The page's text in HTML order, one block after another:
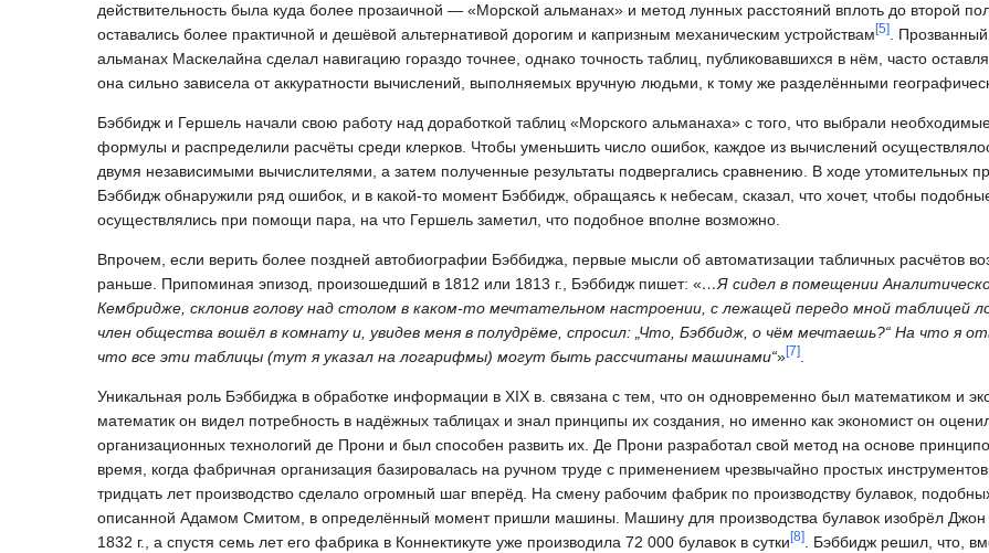
действительность была куда более прозаичной — «Морской альманах» и метод лунных расстояний вплоть до второй
оставались более практичной и дешёвой альтернативой дорогим и капризным механическим устройствам [5] .
альманах Маскелайна сделал навигацию гораздо точнее, однако точность таблиц, публиковавшихся в нём, часто
она сильно зависела от аккуратности вычислений, выполняемых вручную людьми, к тому же разделёнными
Бэббидж и Гершель начали свою работу над доработкой таблиц «Морского альманаха» с того, что выбрали
формулы и распределили расчёты среди клерков. Чтобы уменьшить число ошибок, каждое из вычислений
двумя независимыми вычислителями, а затем полученные результаты подвергались сравнению. В ходе утомительных
Бэббидж обнаружили ряд ошибок, и в какой-то момент Бэббидж, обращаясь к небесам, сказал, что хочет, чтобы
осуществлялись при помощи пара, на что Гершель заметил, что подобное вполне возможно.
Впрочем, если верить более поздней автобиографии Бэббиджа, первые мысли об автоматизации табличных расчётов
раньше. Припоминая эпизод, произошедший в 1812 или 1813 г., Бэббидж пишет: «…Я сидел в помещении
Кембридже, склонив голову над столом в каком-то мечтательном настроении, с лежащей передо мной таблицей
член общества вошёл в комнату и, увидев меня в полудрёме, спросил: „Что, Бэббидж, о чём мечтаешь?“ На что я
что все эти таблицы (тут я указал на логарифмы) могут быть рассчитаны машинами“»[7]
Уникальная роль Бэббиджа в обработке информации в XIX в. связана с тем, что он одновременно был математиком и
математик он видел потребность в надёжных таблицах и знал принципы их создания, но именно как экономист он
организационных технологий де Прони и был способен развить их. Де Прони разработал свой метод на основе
время, когда фабричная организация базировалась на ручном труде с применением чрезвычайно простых
тридцать лет производство сделало огромный шаг вперёд. На смену рабочим фабрик по производству булавок,
описанной Адамом Смитом, в определённый момент пришли машины. Машину для производства булавок изобрёл Джон
1832 г., а спустя семь лет его фабрика в Коннектикуте уже производила 72 000 булавок в сутки [8]
. Бэббидж решил, что,